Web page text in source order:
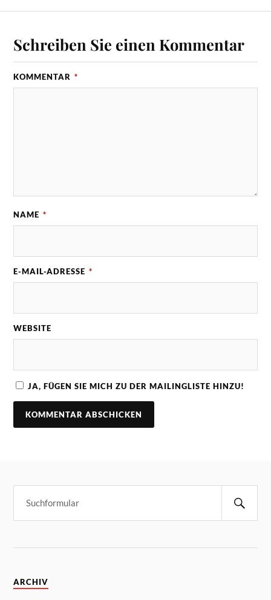
Schreiben Sie einen Kommentar
KOMMENTAR *
NAME *
E-MAIL-ADRESSE *
WEBSITE
JA, FÜGEN SIE MICH ZU DER MAILINGLISTE HINZU!
ARCHIV